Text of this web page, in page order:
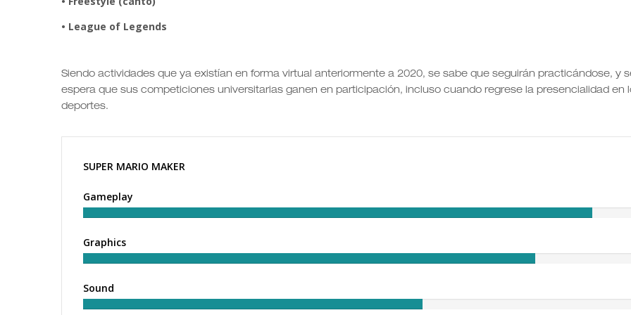
• League of Legends
Siendo actividades que ya existían en forma virtual anteriormente a 2020, se sabe que seguirán practicándose, y
espera que sus competiciones universitarias ganen en participación, incluso cuando regrese la presencialidad en
deportes.
SUPER MARIO MAKER
Gameplay
Graphics
Sound